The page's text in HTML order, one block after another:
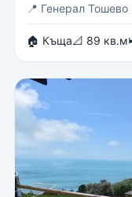
📍 Генерал Тошево
🏠 Къща📐 89 кв.м